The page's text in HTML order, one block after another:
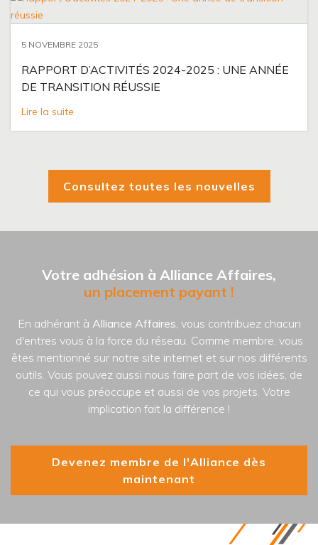
5 NOVEMBRE 2025
RAPPORT D’ACTIVITÉS 2024-2025 : UNE ANNÉE
DE TRANSITION RÉUSSIE
Lire la suite
Consultez toutes les nouvelles
Votre adhésion à Alliance Affaires,
un placement payant !
En adhérant à Alliance Affaires , vous contribuez chacun
d'entres vous à la force du réseau. Comme membre, vous
êtes mentionné sur notre site internet et sur nos différents
outils. Vous pouvez aussi nous faire part de vos idées, de
ce qui vous préoccupe et aussi de vos projets. Votre
implication fait la différence !
Devenez membre de l'Alliance dès
maintenant